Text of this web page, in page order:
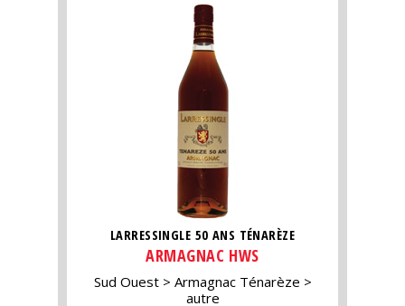
LARRESSINGLE 50 ANS TÉNARÈZE
ARMAGNAC HWS
Sud Ouest
Armagnac Ténarèze
autre